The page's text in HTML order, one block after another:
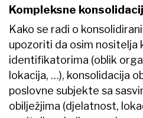
Kompleksne
Kako se radi o
upozoriti da osim nositelja
identifikatorima (oblik
lokacija, …), konsolidacija
poslovne subjekte sa
obilježjima (djelatnost,